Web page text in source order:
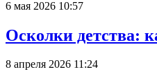
6 мая 2026 10:57
Осколки детства:
8 апреля 2026 11:24